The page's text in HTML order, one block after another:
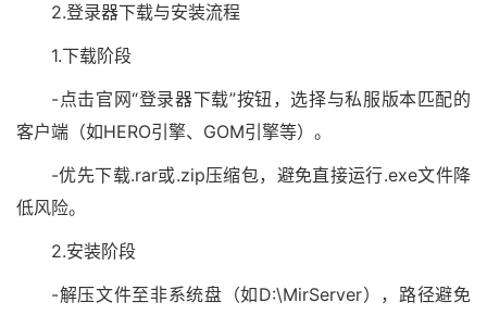
2.登录器下载与安装流程
1.下载阶段
-点击官网“登录器下载”按钮，选择与私服版本匹配的
客户端（如HERO引擎、GOM引擎等）。
-优先下载.rar或.zip压缩包，避免直接运行.exe文件降
低风险。
2.安装阶段
-解压文件至非系统盘（如D:\MirServer），路径避免